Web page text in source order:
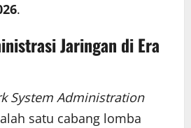
.
Jaringan di Era
System Administration
satu cabang lomba